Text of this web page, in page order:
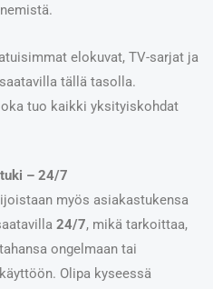
elokuvat, TV-sarjat ja
tällä tasolla.
tuo kaikki yksityiskohdat
– 24/7
myös asiakastukensa
24/7, mikä tarkoittaa,
ongelmaan tai
Olipa kyseessä